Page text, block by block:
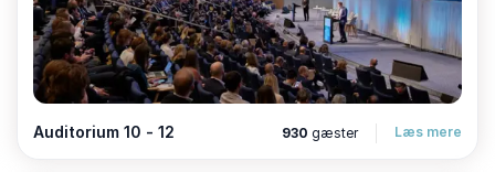
centrum og Københavns Lufthavn - ideelt for både
nationale og internationale gæster. Metrostationen
Bella Center ligger lige uden for døren og bringer dig
til indre København på 10 minutter. Motorvejen er
er nemt at komme til og fra.
Auditorium 10 - 12 930 gæster Læs mere